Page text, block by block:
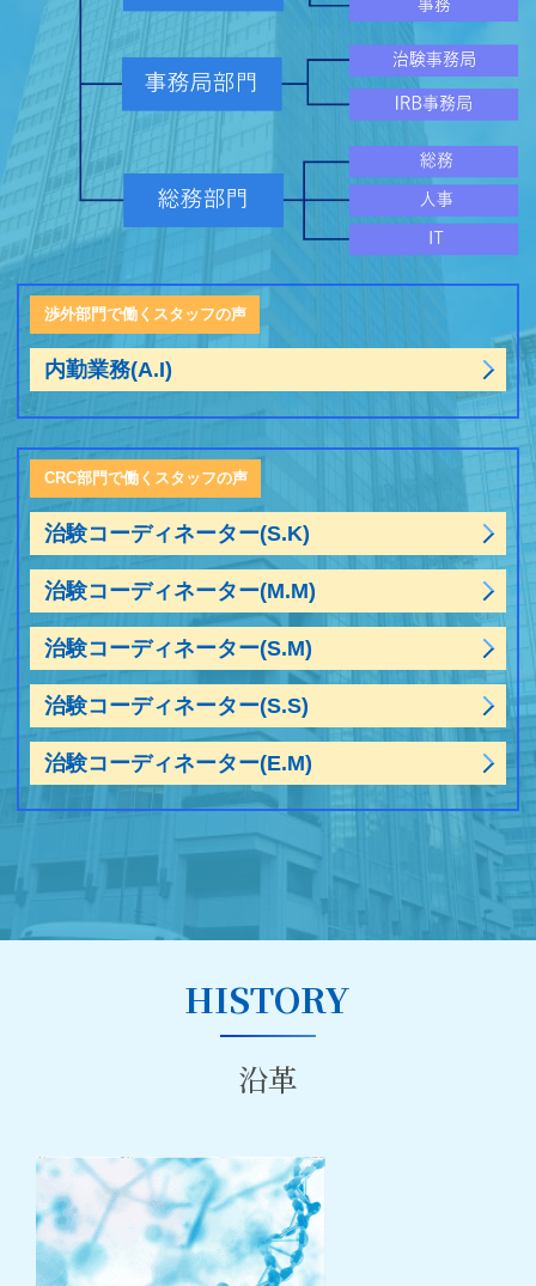
渉外部門で働くスタッフの声
内勤業務(A.I)
CRC部門で働くスタッフの声
治験コーディネーター(S.K)
治験コーディネーター(M.M)
治験コーディネーター(S.M)
治験コーディネーター(S.S)
治験コーディネーター(E.M)
HISTORY
沿革